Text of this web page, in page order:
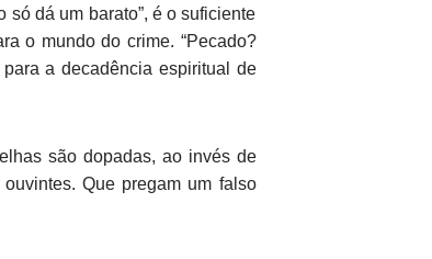
dá um barato”, é o suficiente
o mundo do crime. “Pecado?
a decadência espiritual de
são dopadas, ao invés de
Que pregam um falso